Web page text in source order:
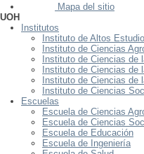
Mapa del sitio
UOH
Institutos
Instituto de Altos
Instituto de Ciencias
Instituto de Ciencias de
Instituto de Ciencias de
Instituto de Ciencias de
Instituto de Ciencias
Escuelas
Escuela de Ciencias
Escuela de Ciencias
Escuela de Educación
Escuela de Ingeniería